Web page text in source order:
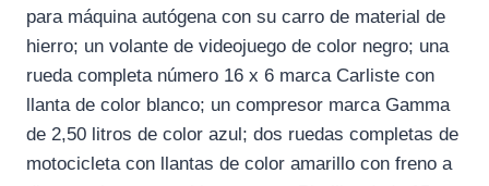
para máquina autógena con su carro de material de
hierro; un volante de videojuego de color negro; una
rueda completa número 16 x 6 marca Carliste con
llanta de color blanco; un compresor marca Gamma
de 2,50 litros de color azul; dos ruedas completas de
motocicleta con llantas de color amarillo con freno a